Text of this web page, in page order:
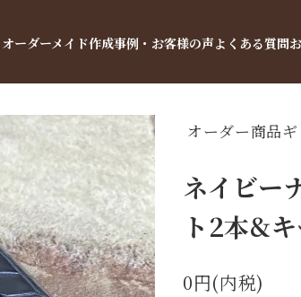
オーダーメイド作成事例・お客様の声よくある質問
オーダー商品
ネイビー
ト2本&
0円(内税)